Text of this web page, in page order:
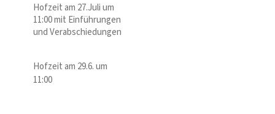
Hofzeit am 27.Juli um
11:00 mit Einführungen
und Verabschiedungen
Hofzeit am 29.6. um
11:00